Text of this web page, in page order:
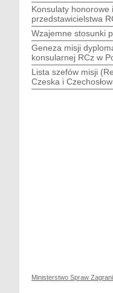
Konsulaty honorowe
przedstawicielstwa
Wzajemne stosunki
Geneza misji
konsularnej RCz w
Lista szefów misji
Czeska i
Ministerstwo Spraw